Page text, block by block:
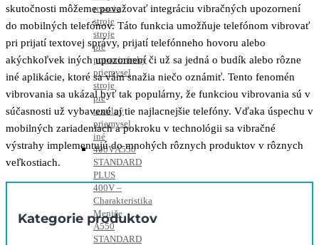
rezacie
stroje
stroje
pre
potravinársky
priemysel
stroje
pre
textilný
priemysel
iné
400VA550
STANDARD
PLUS
400V –
Charakteristika
Meniče
A550
STANDARD
skutočnosti môžeme považovať integráciu vibračných upozornení
do mobilných telefónov. Táto funkcia umožňuje telefónom vibrovať
pri prijatí textovej správy, prijatí telefónneho hovoru alebo
akýchkoľvek iných upozornení či už sa jedná o budík alebo rôzne
iné aplikácie, ktoré sa vám snažia niečo oznámiť. Tento fenomén
vibrovania sa ukázal byť tak populárny, že funkciou vibrovania sú v
súčasnosti už vybavené aj tie najlacnejšie telefóny. Vďaka úspechu v
mobilných zariadeniach a pokroku v technológii sa vibračné
výstrahy implementujú do mnohých rôznych produktov v rôznych
veľkostiach.
Kategorie produktov